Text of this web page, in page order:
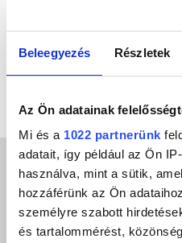
Beleegyezés Részletek
Az Ön adatainak
Mi és a 1022 partnerünk
adatait, így például az Ön
használva, mint a sütik,
hozzáférünk az Ön
személyre szabott
és tartalommérést,
Nyilvántartásba
hatóság:Cégbíróság
Kapcsolat
+36 30 176 8724